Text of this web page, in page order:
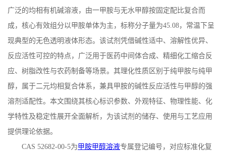
广泛的均相有机碱溶液，由一甲胺与无水甲醇按固定配比复合而
成，核心有效组分以甲胺单体为主，标称分子量为45.08，常温下呈
现典型的无色透明液体形态。该试剂凭借碱性适中、溶解性优异、
反应活性可控的特点，广泛用于医药中间体合成、精细化工缩合反
应、树脂改性与农药制备等场景。其理化性质区别于纯甲胺与纯甲
醇，属于二元均相复合体系，兼具甲胺的碱性反应活性与甲醇的强
溶剂适配性。本文围绕其核心标识参数、外观特征、物理性能、化
学特性及稳定性展开全面解析，为该试剂的储存、使用与工艺应用
提供理论依据。
CAS 52682-00-5为甲胺甲醇溶液专属登记编号，对应标准化复